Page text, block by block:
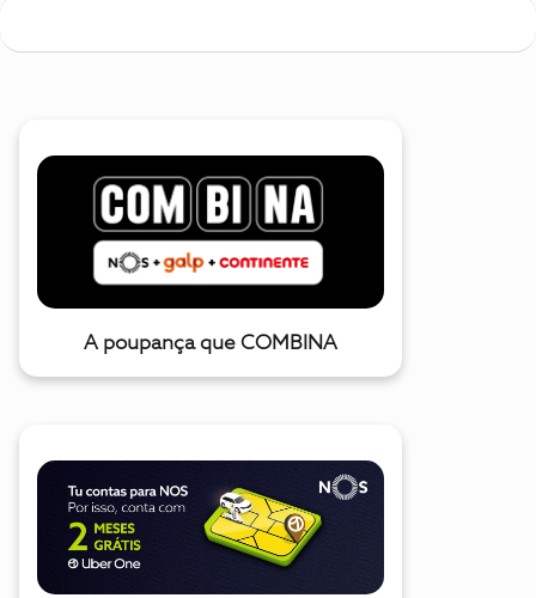
A poupança que COMBINA